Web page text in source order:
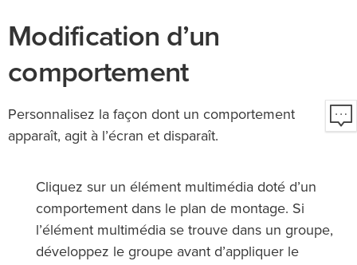
Modification d’un
comportement
Personnalisez la façon dont un comportement
apparaît, agit à l’écran et disparaît.
Cliquez sur un élément multimédia doté d’un
comportement dans le plan de montage. Si
l’élément multimédia se trouve dans un groupe,
développez le groupe avant d’appliquer le